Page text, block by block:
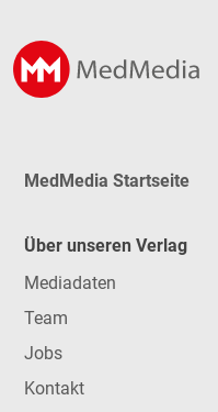
MedMedia Startseite
Über unseren Verlag
Mediadaten
Team
Jobs
Kontakt